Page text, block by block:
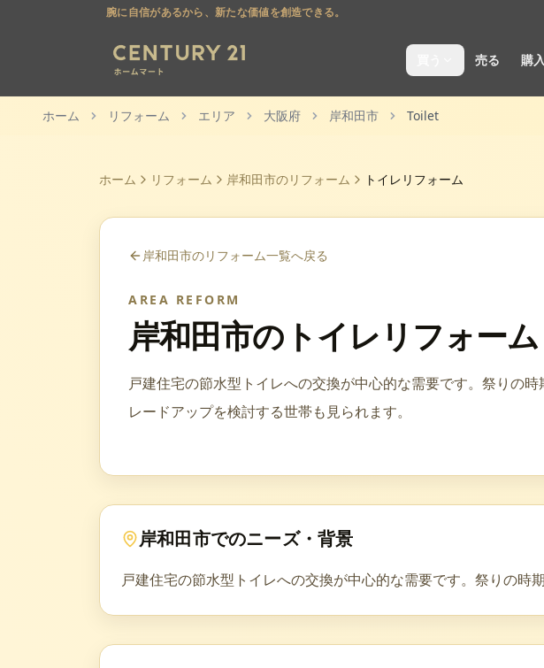
腕に自信があるから、新たな価値を創造できる。
売る 購
ホーム リフォーム エリア 大阪府 岸和田市 Toilet
ホーム リフォーム 岸和田市のリフォーム トイレリフォーム
岸和田市のリフォーム一覧へ戻る
AREA REFORM
岸和田市の トイレリフォーム
戸建住宅の節水型トイレへの交換が中心的な需要です。祭りの
レードアップを検討する世帯も見られます。
岸和田市でのニーズ・背景
戸建住宅の節水型トイレへの交換が中心的な需要です。祭りの時